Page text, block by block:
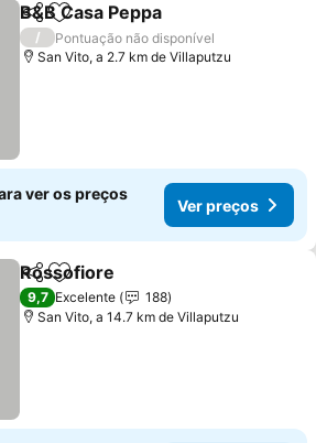
PartilharAdicionar aos favoritos
B&B Casa Peppa
/
Pontuação não disponível
San Vito, a 2.7 km de Villaputzu
ver os preços
Ver preços
PartilharAdicionar aos favoritos
Rossofiore
9,7 Excelente
188
San Vito, a 14.7 km de Villaputzu